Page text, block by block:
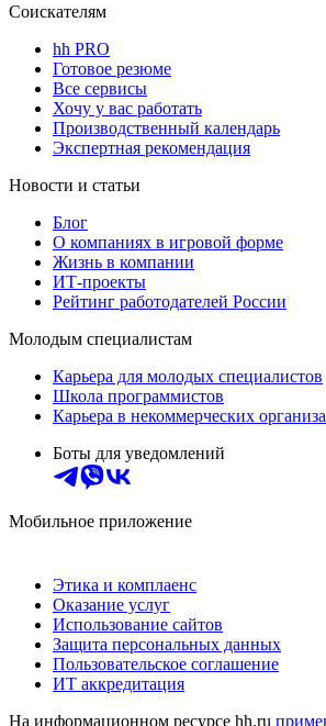
Соискателям
hh PRO
Готовое резюме
Все сервисы
Хочу у вас работать
Производственный календарь
Экспертная рекомендация
Новости и статьи
Блог
О компаниях в игровой форме
Жизнь в компании
ИТ-проекты
Рейтинг работодателей России
Молодым специалистам
Карьера для молодых специалистов
Школа программистов
Карьера в некоммерческих
Боты для уведомлений
Мобильное приложение
Этика и комплаенс
Оказание услуг
Использование сайтов
Защита персональных данных
Пользовательское соглашение
ИТ аккредитация
На информационном ресурсе hh.ru